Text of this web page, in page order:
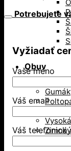
Obuv
Zimná
s
membránou
Potrebujete
Vyžiadať
Vaše meno
Váš email
Váš